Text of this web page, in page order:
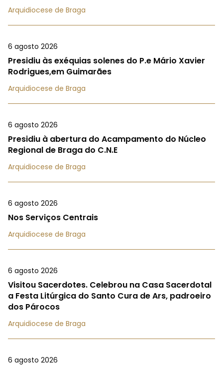
Arquidiocese de Braga
6 agosto 2026
Presidiu às exéquias solenes do P.e Mário Xavier
Rodrigues,em Guimarães
Arquidiocese de Braga
6 agosto 2026
Presidiu à abertura do Acampamento do Núcleo
Regional de Braga do C.N.E
Arquidiocese de Braga
6 agosto 2026
Nos Serviços Centrais
Arquidiocese de Braga
6 agosto 2026
Visitou Sacerdotes. Celebrou na Casa Sacerdotal
a Festa Litúrgica do Santo Cura de Ars, padroeiro
dos Párocos
Arquidiocese de Braga
6 agosto 2026